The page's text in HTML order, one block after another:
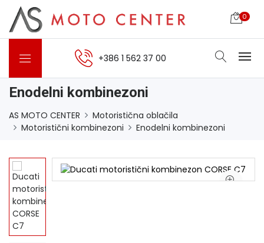
0
+386 1 562 37 00
Enodelni kombinezoni
AS MOTO CENTER
Motoristična oblačila
Motoristični kombinezoni
Enodelni kombinezoni